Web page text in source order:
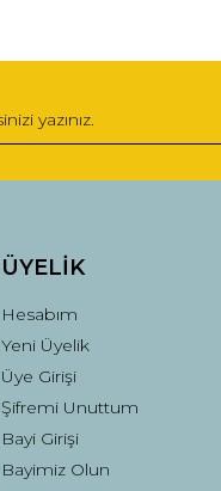
ÜYELİK
Hesabım
Yeni Üyelik
Üye Girişi
Şifremi Unuttum
Bayi Girişi
Bayimiz Olun